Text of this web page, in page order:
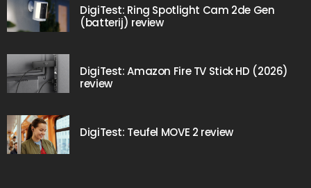
DigiTest: Ring Spotlight Cam 2de Gen
(batterij) review
DigiTest: Amazon Fire TV Stick HD (2026)
review
DigiTest: Teufel MOVE 2 review